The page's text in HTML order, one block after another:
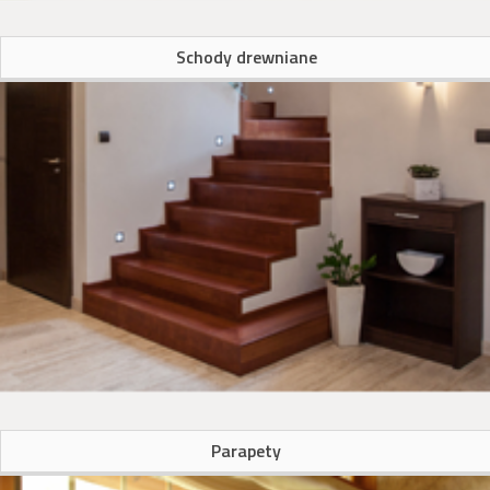
Schody drewniane
Parapety